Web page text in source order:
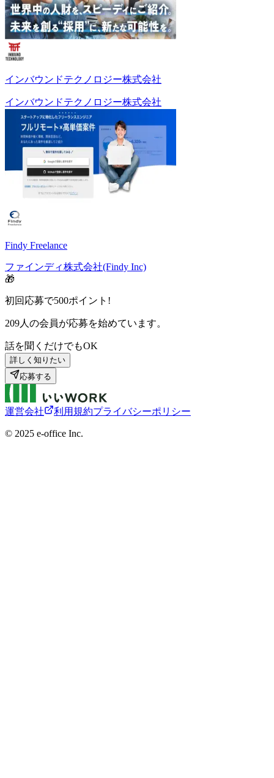
インバウンドテクノロジー株式会社
インバウンドテクノロジー株式会社
Findy Freelance
ファインディ株式会社(Findy Inc)
🎁
初回応募で500ポイント!
209人の会員が応募を始めています。
話を聞くだけでもOK
詳しく知りたい
応募する
運営会社 利用規約プライバシーポリシー
©︎ 2025 e-office Inc.